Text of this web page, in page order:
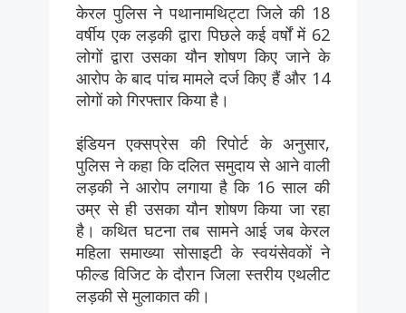
केरल पुलिस ने पथानामथिट्टा जिले की 18
वर्षीय एक लड़की द्वारा पिछले कई वर्षों में 62
लोगों द्वारा उसका यौन शोषण किए जाने के
आरोप के बाद पांच मामले दर्ज किए हैं और 14
लोगों को गिरफ्तार किया है।
इंडियन एक्सप्रेस की रिपोर्ट के अनुसार,
पुलिस ने कहा कि दलित समुदाय से आने वाली
लड़की ने आरोप लगाया है कि 16 साल की
उम्र से ही उसका यौन शोषण किया जा रहा
है। कथित घटना तब सामने आई जब केरल
महिला समाख्या सोसाइटी के स्वयंसेवकों ने
फील्ड विजिट के दौरान जिला स्तरीय एथलीट
लड़की से मुलाकात की।